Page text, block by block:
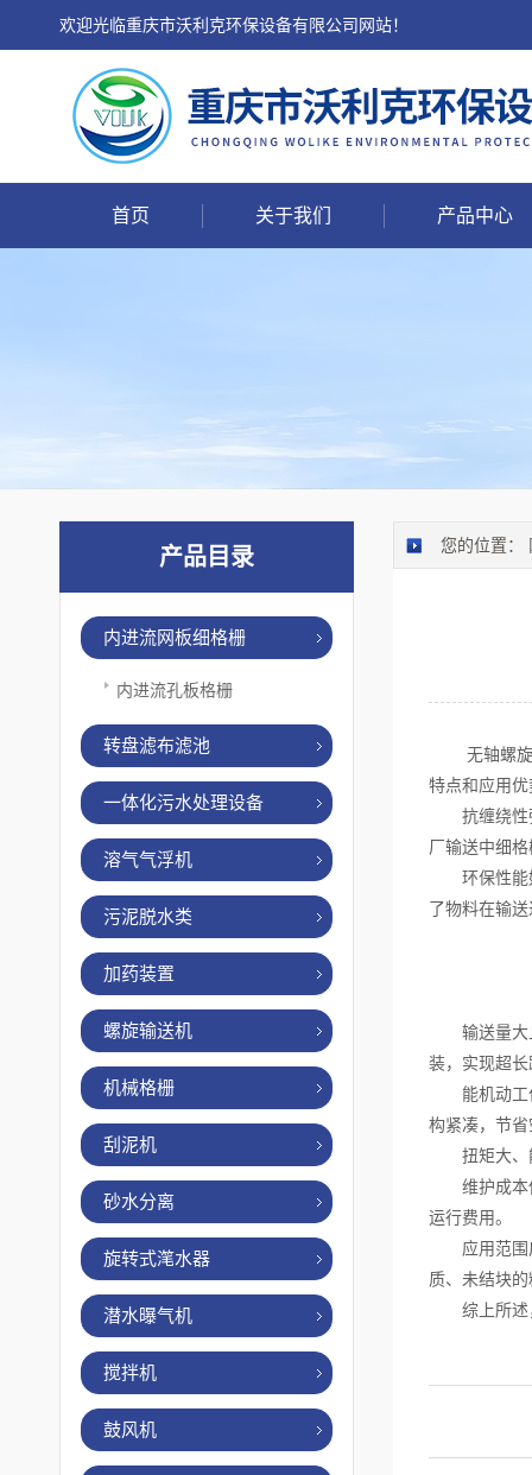
欢迎光临重庆市沃利克环保设备有限公司网站！
首页 关于我们 产品中心
产品目录
内进流网板细格栅
内进流孔板格栅
转盘滤布滤池
一体化污水处理设备
溶气气浮机
污泥脱水类
加药装置
螺旋输送机
机械格栅
刮泥机
砂水分离
旋转式滗水器
潜水曝气机
搅拌机
鼓风机
您的位置：
无轴螺旋输
特点和应用优
抗缠绕性强
厂输送中细
环保性能好
了物料在输
输送量大且
装，实现超
能机动工作
构紧凑，节
扭矩大、能
维护成本低
运行费用。
应用范围广
质、未结块
综上所述，